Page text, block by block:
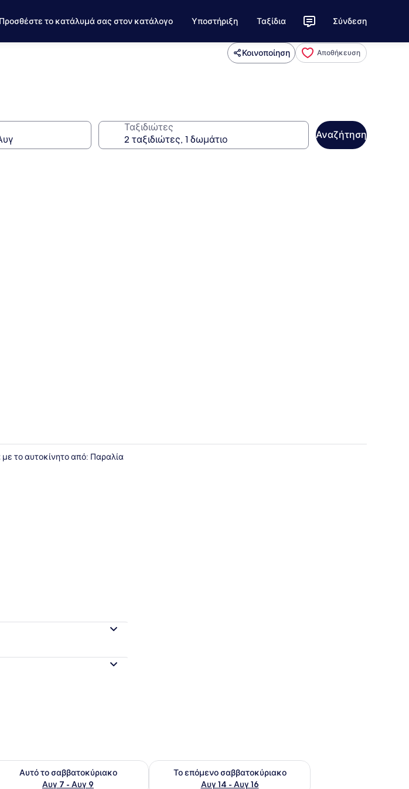
Προσθέστε το κατάλυμά σας στον κατάλογο Υποστήριξη Ταξίδια Σύνδεση
Κοινοποίηση Αποθήκευση
Ταξιδιώτες
Αναζήτηση
το αυτοκίνητο από: Παραλία
- Αυγ 9
Αυτό το σαββατοκύριακο
Αυγ 7 - Αυγ 9
διαθεσιμότητας για αυτό το σαββατοκύριακο Αυγ 7 - Αυγ 9
Το επόμενο σαββατοκύριακο
Αυγ 14 - Αυγ 16
Έλεγχος διαθεσιμότητας για το επόμενο σαββατοκύριακο